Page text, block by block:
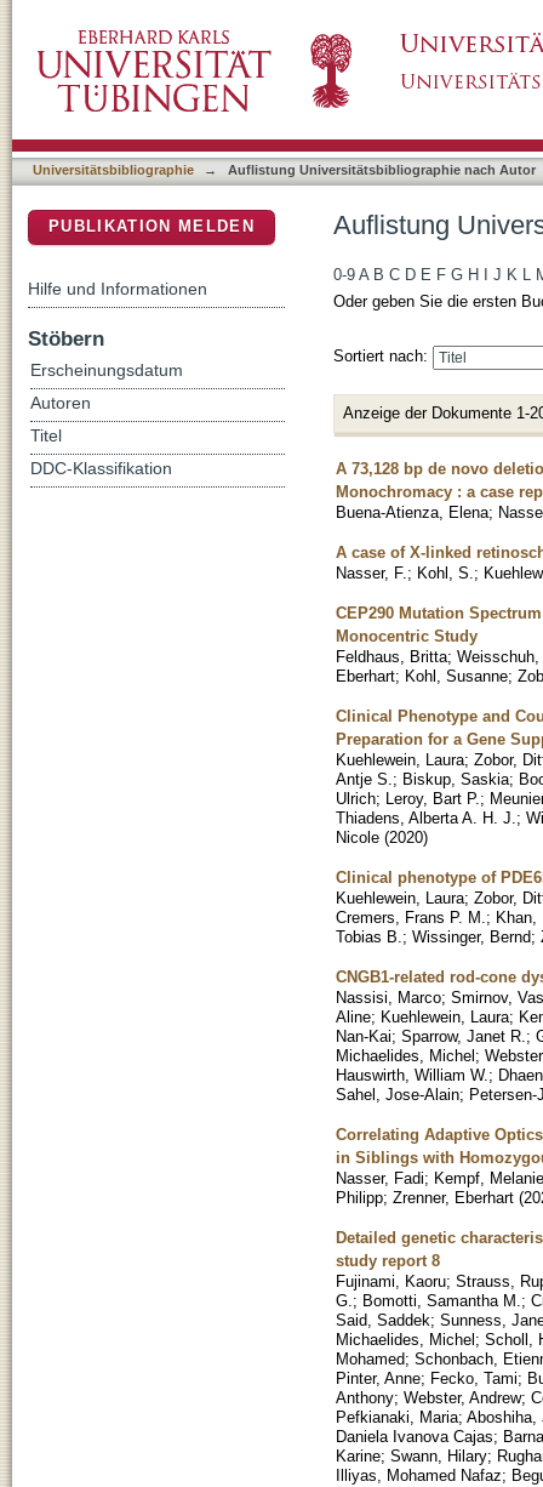
Universitätsbibliographie → Auflistung Universitätsbibliographie nach Autor
Auflistung
0-9 A B C D E F G H J K L
Oder geben Sie die ersten
Sortiert nach:
Anzeige der Dokumente 1-
A 73,128 bp de novo
Monochromacy : a case
Buena-Atienza, Elena;
A case of X-linked
Nasser, F. ; Kohl, S. ;
CEP290 Mutation
Monocentric Study
Feldhaus, Britta; Weisschuh,
Eberhart; Kohl, Susanne;
Clinical Phenotype and
Preparation for a Gene
Kuehlewein, Laura; Zobor,
Antje S. ; Biskup, Saskia;
Ulrich; Leroy, Bart P. ;
Thiadens, Alberta A. H. J. ;
Nicole (2020)
Clinical phenotype of
Kuehlewein, Laura; Zobor,
Cremers, Frans P. M. ; Khan,
Tobias B. ; Wissinger, Bernd;
CNGB1-related rod-cone
Nassisi, Marco; Smirnov,
Aline; Kuehlewein, Laura;
Nan-Kai; Sparrow, Janet R. ;
Michaelides, Michel;
Hauswirth, William W. ;
Sahel, Jose-Alain;
Correlating Adaptive
in Siblings with
Nasser, Fadi; Kempf, Melanie
Philipp; Zrenner, Eberhart (
Detailed genetic
study report 8
Fujinami, Kaoru; Strauss,
G. ; Bomotti, Samantha M. ;
Said, Saddek; Sunness,
Michaelides, Michel; Scholl,
Mohamed; Schonbach,
Pinter, Anne; Fecko, Tami;
Anthony; Webster, Andrew;
Pefkianaki, Maria; Aboshiha,
Daniela Ivanova Cajas;
Karine; Swann, Hilary;
Illiyas, Mohamed Nafaz;
PUBLIKATION MELDEN
Hilfe und Informationen
Stöbern
Erscheinungsdatum
Autoren
Titel
DDC-Klassifikation